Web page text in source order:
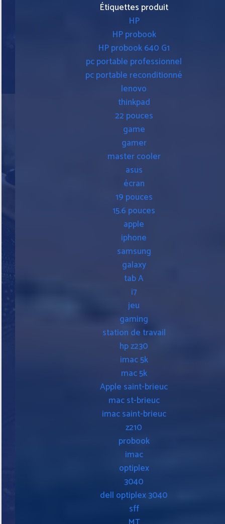
Étiquettes produit
HP
HP probook
HP probook 640 G1
pc portable professionnel
pc portable reconditionné
lenovo
thinkpad
22 pouces
game
gamer
master cooler
asus
écran
19 pouces
15.6 pouces
apple
iphone
samsung
galaxy
tab A
i7
jeu
gaming
station de travail
hp z230
imac 5k
mac 5k
Apple saint-brieuc
mac st-brieuc
imac saint-brieuc
z210
probook
imac
optiplex
3040
dell optiplex 3040
sff